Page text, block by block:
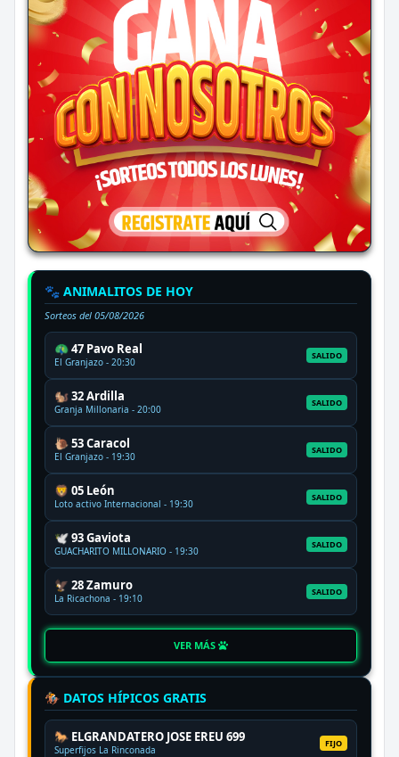
🐾 ANIMALITOS DE HOY
Sorteos del 05/08/2026
🦚 47 Pavo Real
El Granjazo - 20:30
SALIDO
🐿️ 32 Ardilla
Granja Millonaria - 20:00
SALIDO
🐌 53 Caracol
El Granjazo - 19:30
SALIDO
🦁 05 León
Loto activo Internacional - 19:30
SALIDO
🕊️ 93 Gaviota
GUACHARITO MILLONARIO - 19:30
SALIDO
🦅 28 Zamuro
La Ricachona - 19:10
SALIDO
VER MÁS
🏇 DATOS HÍPICOS GRATIS
🐎 ELGRANDATERO JOSE EREU 699
Superfijos La Rinconada
FIJO